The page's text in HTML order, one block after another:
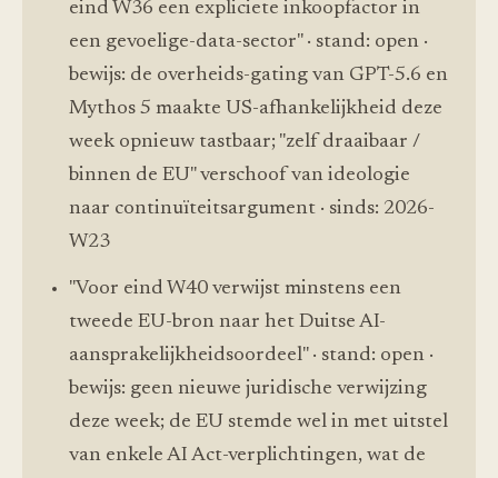
eind W36 een expliciete inkoopfactor in
een gevoelige-data-sector" · stand: open ·
bewijs: de overheids-gating van GPT-5.6 en
Mythos 5 maakte US-afhankelijkheid deze
week opnieuw tastbaar; "zelf draaibaar /
binnen de EU" verschoof van ideologie
naar continuïteitsargument · sinds: 2026-
W23
"Voor eind W40 verwijst minstens een
tweede EU-bron naar het Duitse AI-
aansprakelijkheidsoordeel" · stand: open ·
bewijs: geen nieuwe juridische verwijzing
deze week; de EU stemde wel in met uitstel
van enkele AI Act-verplichtingen, wat de